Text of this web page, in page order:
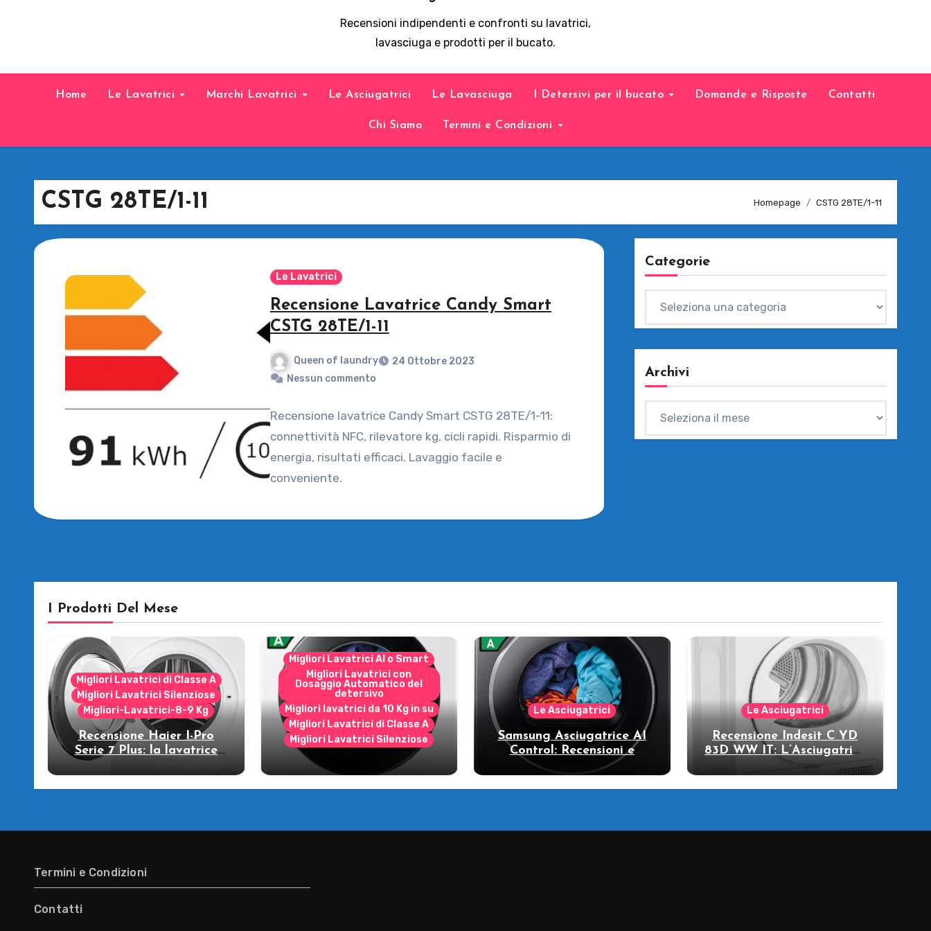
Recensioni indipendenti e confronti su lavatrici,
lavasciuga e prodotti per il bucato.
Home Le Lavatrici Marchi Lavatrici Le Asciugatrici Le Lavasciuga I Detersivi per il bucato Domande e Risposte Contatti
Chi Siamo Termini e Condizioni
CSTG 28TE/1-11 Homepage CSTG 28TE/1-11
Le Lavatrici
Recensione Lavatrice Candy Smart
CSTG 28TE/1-11
Queen of laundry
24 Ottobre 2023
Nessun commento
Recensione lavatrice Candy Smart CSTG 28TE/1-11:
connettività NFC, rilevatore kg, cicli rapidi. Risparmio di
energia, risultati efficaci. Lavaggio facile e
conveniente.
Categorie
Archivi
I Prodotti Del Mese
Migliori Lavatrici di Classe A
Migliori Lavatrici Silenziose
Migliori-Lavatrici-8-9 Kg
Recensione Haier I-Pro
Serie 7 Plus: la lavatrice
che strizza l’occhio al
futuro!
Migliori Lavatrici AI o Smart
Migliori Lavatrici con
Dosaggio Automatico del
detersivo
Migliori lavatrici da 10 Kg in su
Migliori Lavatrici di Classe A
Migliori Lavatrici Silenziose
Recensione Samsung
Bespoke AI
Le Asciugatrici
Samsung Asciugatrice AI
Control: Recensioni e
vantaggi del modello
pompa di calore
Le Asciugatrici
Recensione Indesit C YD
83D WW IT: L’Asciugatrice
a Pompa di Calore per il
Tuo Benessere
Termini e Condizioni
Contatti